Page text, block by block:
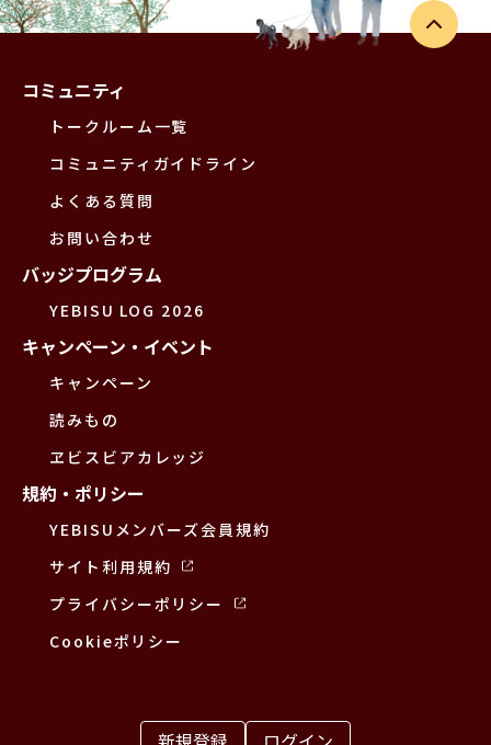
コミュニティ
トークルーム一覧
コミュニティガイドライン
よくある質問
お問い合わせ
バッジプログラム
YEBISU LOG 2026
キャンペーン・イベント
キャンペーン
読みもの
ヱビスビアカレッジ
規約・ポリシー
YEBISUメンバーズ会員規約
サイト利用規約
プライバシーポリシー
Cookieポリシー